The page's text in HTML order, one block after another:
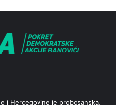
i Hercegovine je probosanska,